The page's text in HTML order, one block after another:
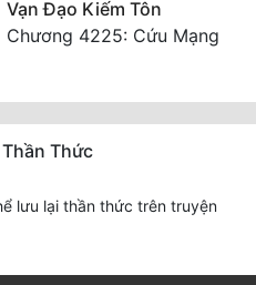
Vạn Đạo Kiếm Tôn
Chương 4225: Cứu Mạng
Thức
lưu lại thần thức trên truyện